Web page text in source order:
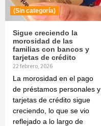
(Sin categoría)
Sigue creciendo la
morosidad de las
familias con bancos y
tarjetas de crédito
22 febrero, 2026
La morosidad en el pago
de préstamos personales y
tarjetas de crédito sigue
creciendo, lo que se vio
reflejado a lo largo de